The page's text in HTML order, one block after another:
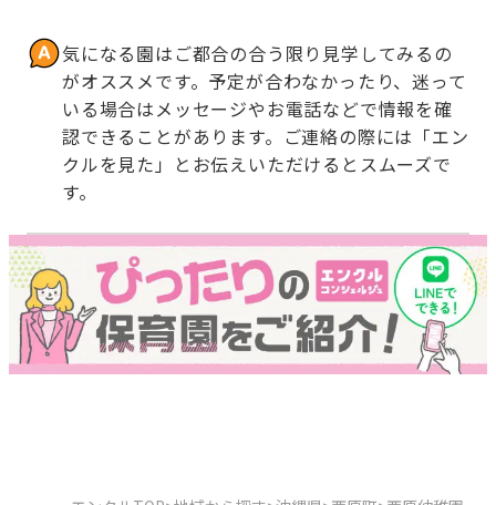
気になる園はご都合の合う限り見学してみるの
がオススメです。予定が合わなかったり、迷って
いる場合はメッセージやお電話などで情報を確
認できることがあります。ご連絡の際には「エン
クルを見た」とお伝えいただけるとスムーズで
す。